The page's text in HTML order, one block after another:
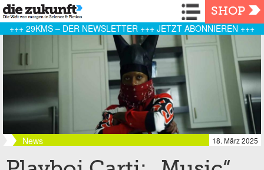
Navigation
SHOP
+++ 29KMS – DER NEWSLETTER +++ JETZT ABONNIEREN +++
News 18. März 2025